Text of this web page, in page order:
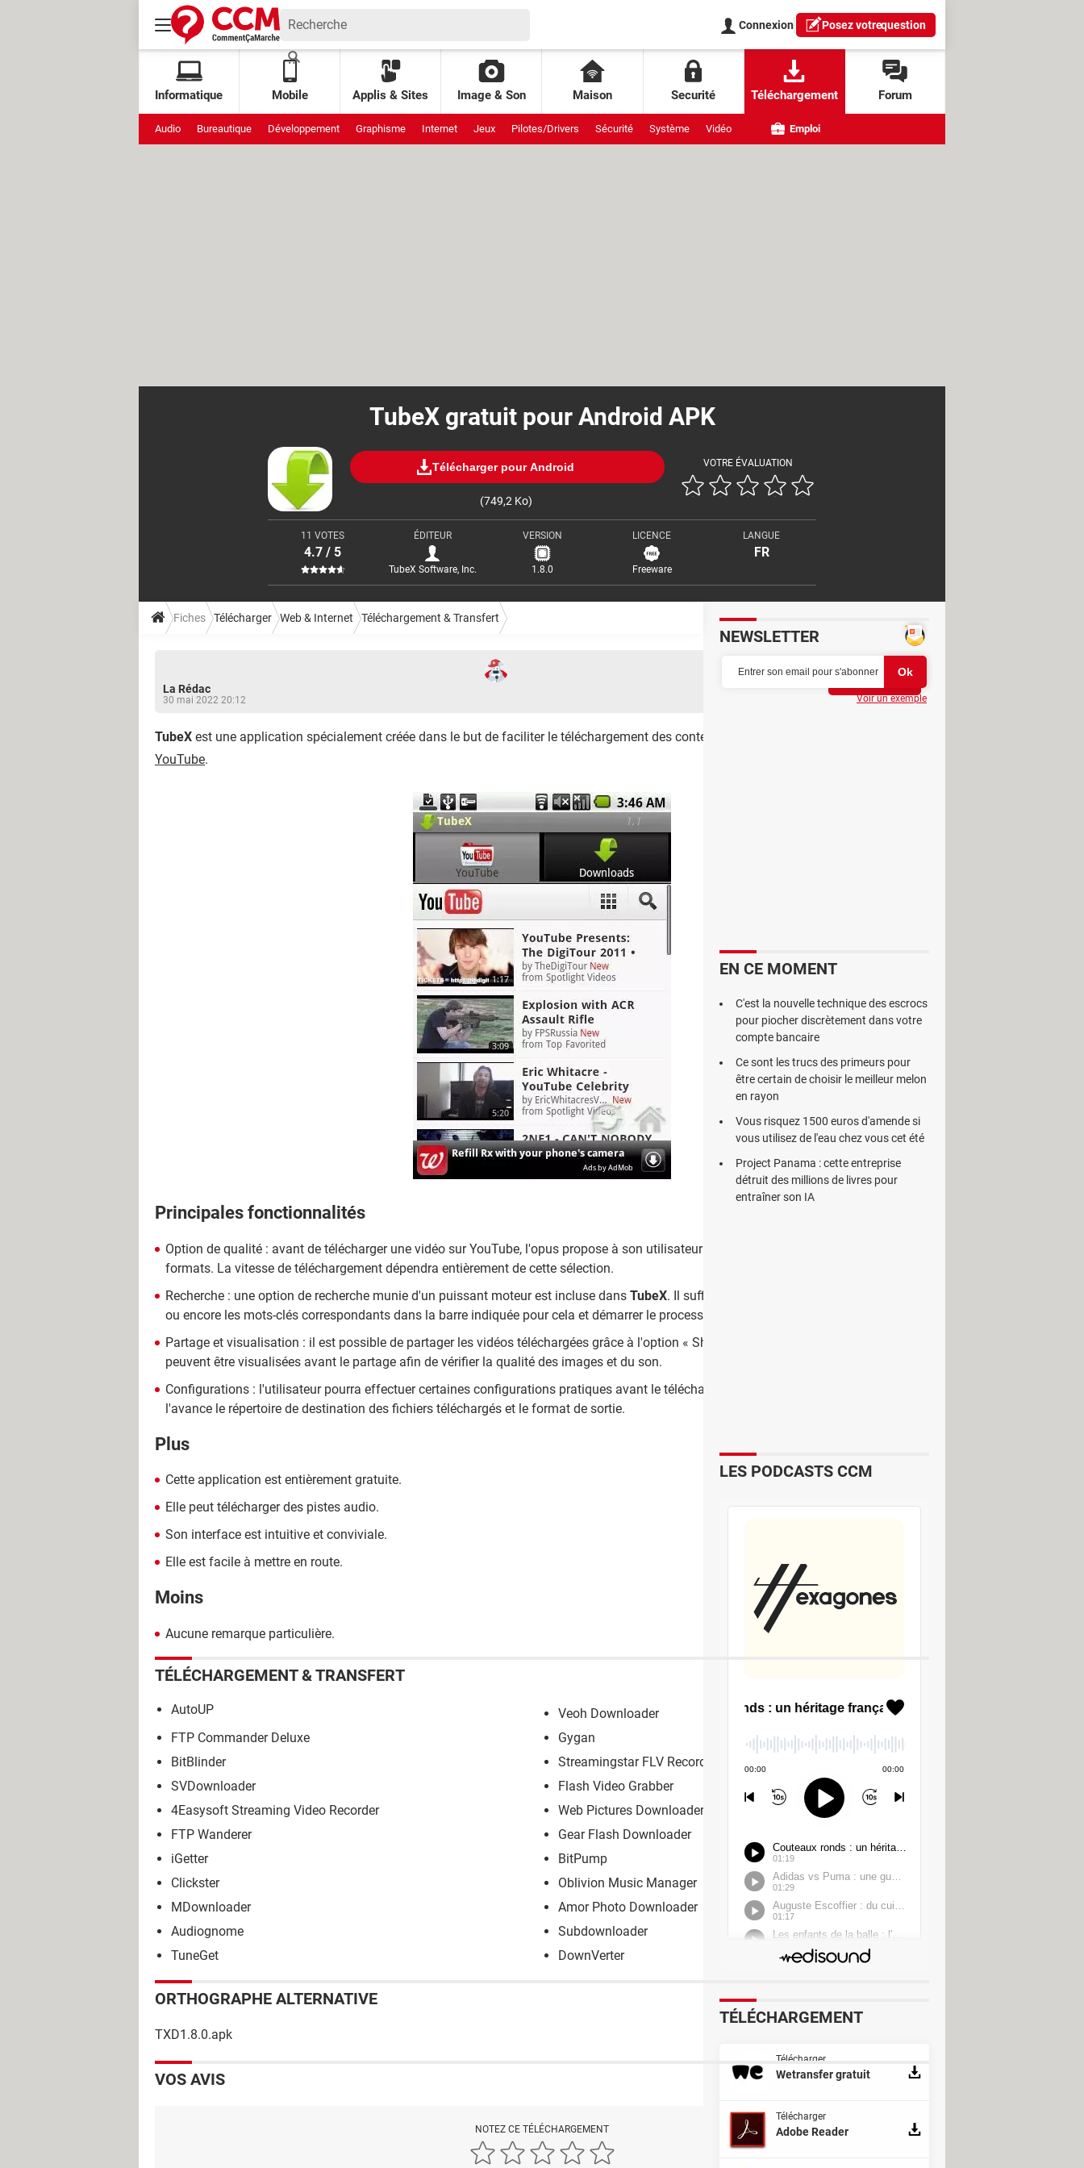
Connexion Posez votrequestion
Informatique Mobile Applis & Sites Image & Son Maison Securité Téléchargement Forum
Audio Bureautique Développement Graphisme Internet Jeux Pilotes/Drivers Sécurité Système Vidéo Emploi
TubeX gratuit pour Android APK
Télécharger pour Android
(749,2 Ko)
VOTRE ÉVALUATION
11 VOTES
4.7 / 5
ÉDITEUR
TubeX Software, Inc.
VERSION
1.8.0
LICENCE
Freeware
LANGUE
FR
Fiches Télécharger Web & Internet Téléchargement & Transfert
La Rédac
30 mai 2022 20:12
TubeX est une application spécialement créée dans le but de faciliter le téléchargement des contenus du célèbre site de partage
YouTube.
Principales fonctionnalités
Option de qualité : avant de télécharger une vidéo sur YouTube, l'opus propose à son utilisateur de choisir entre plusieurs qualités et
formats. La vitesse de téléchargement dépendra entièrement de cette sélection.
Recherche : une option de recherche munie d'un puissant moteur est incluse dans TubeX. Il suffit d'entrer le titre de la vidéo à retrouver
ou encore les mots-clés correspondants dans la barre indiquée pour cela et démarrer le processus.
Partage et visualisation : il est possible de partager les vidéos téléchargées grâce à l'option « Share » intégrée dans l'opus. Celles-ci
peuvent être visualisées avant le partage afin de vérifier la qualité des images et du son.
Configurations : l'utilisateur pourra effectuer certaines configurations pratiques avant le téléchargement. Par exemple, il peut définir à
l'avance le répertoire de destination des fichiers téléchargés et le format de sortie.
Plus
Cette application est entièrement gratuite.
Elle peut télécharger des pistes audio.
Son interface est intuitive et conviviale.
Elle est facile à mettre en route.
Moins
Aucune remarque particulière.
TÉLÉCHARGEMENT & TRANSFERT
AutoUP
Veoh Downloader
FTP Commander Deluxe
Gygan
BitBlinder
Streamingstar FLV Recorder
SVDownloader
Flash Video Grabber
4Easysoft Streaming Video Recorder
Web Pictures Downloader
FTP Wanderer
Gear Flash Downloader
iGetter
BitPump
Clickster
Oblivion Music Manager
MDownloader
Amor Photo Downloader
Audiognome
Subdownloader
TuneGet
DownVerter
ORTHOGRAPHE ALTERNATIVE
TXD1.8.0.apk
VOS AVIS
NOTEZ CE TÉLÉCHARGEMENT
NEWSLETTER
Voir un exemple
EN CE MOMENT
C'est la nouvelle technique des escrocs
pour piocher discrètement dans votre
compte bancaire
Ce sont les trucs des primeurs pour
être certain de choisir le meilleur melon
en rayon
Vous risquez 1500 euros d'amende si
vous utilisez de l'eau chez vous cet été
Project Panama : cette entreprise
détruit des millions de livres pour
entraîner son IA
LES PODCASTS CCM
TÉLÉCHARGEMENT
Télécharger
Wetransfer gratuit
Télécharger
Adobe Reader